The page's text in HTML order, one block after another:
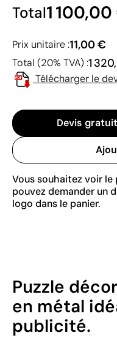
Total1
Prix unitaire :11,00 €
Total (20% TVA) :1
Télécharger le
Devis
Vous souhaitez voir
pouvez demander un
logo dans le panier.
Puzzle
en métal
publicité.